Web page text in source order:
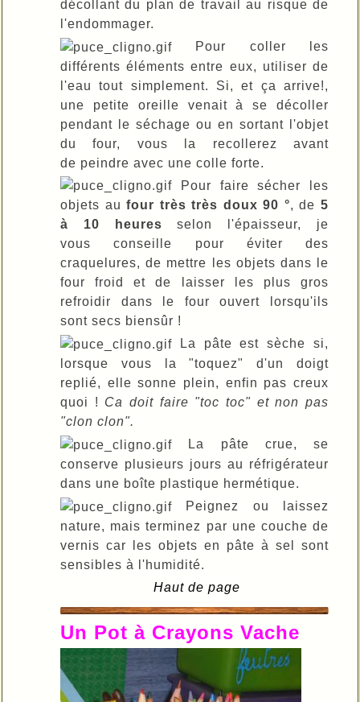
décollant du plan de travail au risque de
l'endommager.
Pour coller les
différents éléments entre eux, utiliser de
l'eau tout simplement. Si, et ça arrive!,
une petite oreille venait à se décoller
pendant le séchage ou en sortant l'objet
du four, vous la recollerez avant
de peindre avec une colle forte.
Pour faire sécher les
objets aufour très très doux 90 °, de5
à 10 heuresselon l'épaisseur, je
vous conseille pour éviter des
craquelures, de mettre les objets dans le
four froid et de laisser les plus gros
refroidir dans le four ouvert lorsqu'ils
sont secs biensûr !
La pâte est sèche si,
lorsque vous la "toquez" d'un doigt
replié, elle sonne plein, enfin pas creux
quoi ! Ca doit faire "toc toc" et non pas
"clon clon".
La pâte crue, se
conserve plusieurs jours au réfrigérateur
dans une boîte plastique hermétique.
Peignez ou laissez
nature, mais terminez par une couche de
vernis car les objets en pâte à sel sont
sensibles à l'humidité.
Haut de page
Un Pot à Crayons Vache